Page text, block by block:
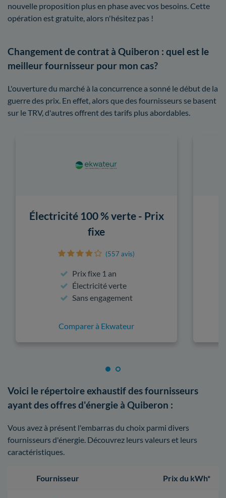
nouvelle proposition plus en phase avec vos besoins. Cette
opération est gratuite, alors n'hésitez pas !
Changement de contrat à Quiberon : quel est le
meilleur fournisseur pour mon cas?
L'ouverture du marché à la concurrence a sonné le début de la
guerre des prix. En effet, alors que des fournisseurs se basent
sur le TRV, d'autres offrent des tarifs plus abordables.
Électricité 100 % verte - Prix
fixe
(557 avis)
Prix fixe 1 an
Électricité verte
Sans engagement
Comparer à Ekwateur
Voici le répertoire exhaustif des fournisseurs
ayant des offres d'énergie à Quiberon :
Vous avez à présent l'embarras du choix parmi divers
fournisseurs d'énergie. Découvrez leurs valeurs et leurs
caractéristiques.
Fournisseur Prix du kWh*